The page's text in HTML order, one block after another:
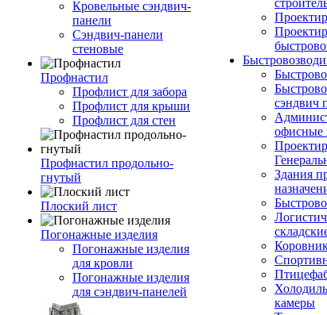
Кровельные сэндвич-
панели
Сэндвич-панели
стеновые
Профнастил
Профлист для забора
Профлист для крыши
Профлист для стен
Профнастил продольно-
гнутый
Плоский лист
Погонажные изделия
Погонажные изделия
для кровли
Погонажные изделия
для сэндвич-панелей
сэндвич
офисные
Здания
камеры